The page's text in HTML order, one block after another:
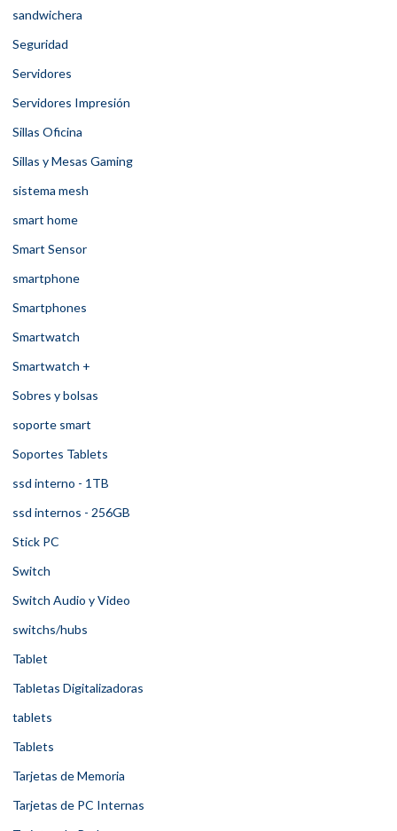
sandwichera
Seguridad
Servidores
Servidores Impresión
Sillas Oficina
Sillas y Mesas Gaming
sistema mesh
smart home
Smart Sensor
smartphone
Smartphones
Smartwatch
Smartwatch +
Sobres y bolsas
soporte smart
Soportes Tablets
ssd interno - 1TB
ssd internos - 256GB
Stick PC
Switch
Switch Audio y Video
switchs/hubs
Tablet
Tabletas Digitalizadoras
tablets
Tablets
Tarjetas de Memoria
Tarjetas de PC Internas